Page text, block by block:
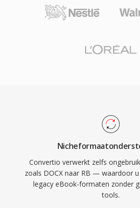
Convertio verwerkt zelfs
zoals DOCX naar RB — waardoor
legacy eBook-formaten zonder
tools.